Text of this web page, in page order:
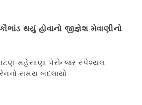
થયું હોવાનો જીજ્ઞેશ મેવાણીનો